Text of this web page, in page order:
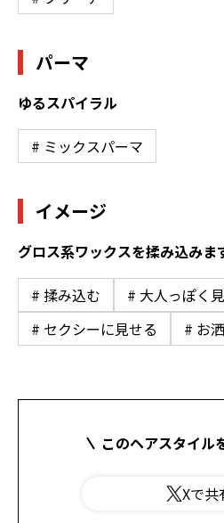
パーマ
ゆるスパイラル
# ミックスパーマ
イメージ
グロス系ワックスを揉み込みま
# 揉み込む
# 大人っぽく
# セクシーに見せる
# お
このヘアスタイル
Xで共